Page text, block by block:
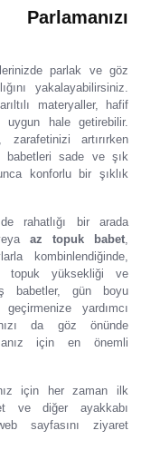
parlak ve göz
yakalayabilirsiniz.
materyaller, hafif
hale getirebilir.
artırırken
babetleri sade ve şık
konforlu bir şıklık
rahatlığı bir arada
az topuk babet,
kombinlendiğinde,
topuk yüksekliği ve
babetler, gün boyu
yardımcı
da göz önünde
için en önemli
için her zaman ilk
ve diğer ayakkabı
sayfasını ziyaret